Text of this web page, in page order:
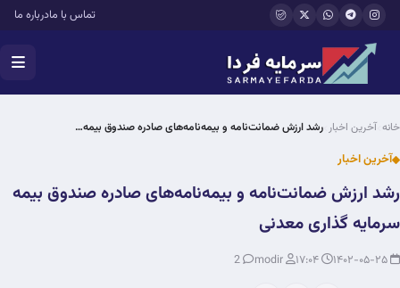
رفتن به محتوای اصلی تماس با مادرباره ما
خانه آخرین اخبار رشد ارزش ضمانت‌نامه و بیمه‌نامه‌های صادره صندوق بیمه…
آخرین اخبار
رشد ارزش ضمانت‌نامه و بیمه‌نامه‌های صادره صندوق بیمه
سرمایه گذاری معدنی